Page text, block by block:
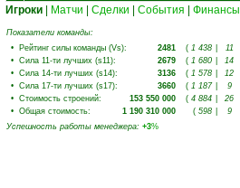
Игроки Матчи Сделки События Финансы
Показатели команды:
• Рейтинг силы команды (Vs): 2481 ( 1 438 11
• Сила 11-ти лучших (s11): 2679 ( 1 680 14
• Сила 14-ти лучших (s14): 3136 ( 1 578 12
• Сила 17-ти лучших (s17): 3660 ( 1 187 9
• Стоимость строений: 153 550 000 ( 4 884 26
• Общая стоимость: 1 190 310 000 ( 598 9
Успешность работы менеджера: +3%